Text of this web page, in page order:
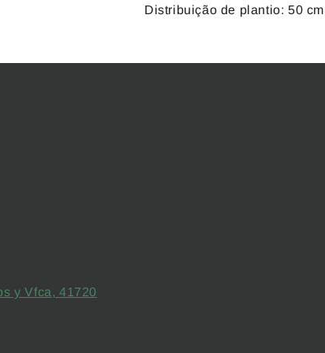
Distribuição de plantio: 50
y Vfca, 41720